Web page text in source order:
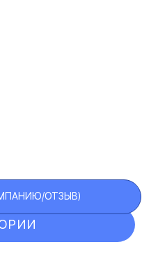
ОТЗЫВ)